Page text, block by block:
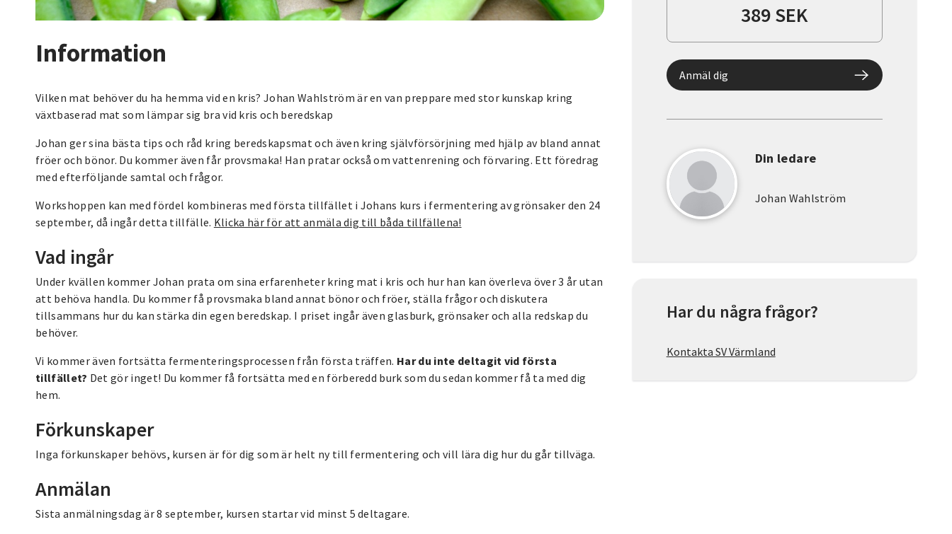
Information
Vilken mat behöver du ha hemma vid en kris? Johan Wahlström är en van preppare med stor kunskap kring
växtbaserad mat som lämpar sig bra vid kris och beredskap
Johan ger sina bästa tips och råd kring beredskapsmat och även kring självförsörjning med hjälp av bland annat
fröer och bönor. Du kommer även får provsmaka! Han pratar också om vattenrening och förvaring. Ett föredrag
med efterföljande samtal och frågor.
Workshoppen kan med fördel kombineras med första tillfället i Johans kurs i fermentering av grönsaker den 24
september, då ingår detta tillfälle. Klicka här för att anmäla dig till båda tillfällena!
Vad ingår
Under kvällen kommer Johan prata om sina erfarenheter kring mat i kris och hur han kan överleva över 3 år utan
att behöva handla. Du kommer få provsmaka bland annat bönor och fröer, ställa frågor och diskutera
tillsammans hur du kan stärka din egen beredskap. I priset ingår även glasburk, grönsaker och alla redskap du
behöver.
Vi kommer även fortsätta fermenteringsprocessen från första träffen. Har du inte deltagit vid första
tillfället? Det gör inget! Du kommer få fortsätta med en förberedd burk som du sedan kommer få ta med dig
hem.
Förkunskaper
Inga förkunskaper behövs, kursen är för dig som är helt ny till fermentering och vill lära dig hur du går tillväga.
Anmälan
Sista anmälningsdag är 8 september, kursen startar vid minst 5 deltagare.
389 SEK
Anmäl dig
Din ledare
Johan Wahlström
Har du några frågor?
Kontakta SV Värmland